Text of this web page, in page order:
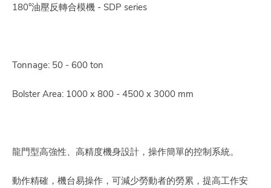
180°油壓反轉合模機 - SDP series
Tonnage: 50 - 600 ton
Bolster Area: 1000 x 800 - 4500 x 3000 mm
龍門型高強性、高精度機身設計，操作簡單的控制系統。
動作精確，機台易操作，可減少勞動者的勞累，提高工作安